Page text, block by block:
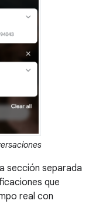
sección separada
que
real con